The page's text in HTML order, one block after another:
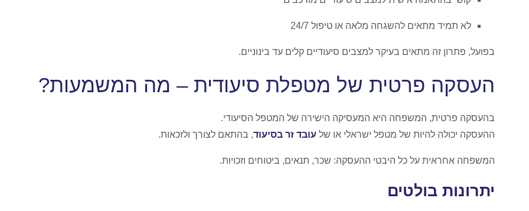
לא תמיד מתאים להשגחה מלאה או טיפול 24/7
בפועל, פתרון זה מתאים בעיקר למצבים סיעודיים קלים עד בינוניים.
העסקה פרטית של מטפלת סיעודית – מה המשמעות?
בהעסקה פרטית, המשפחה היא המעסיקה הישירה של המטפל הסיעודי.
ההעסקה יכולה להיות של מטפל ישראלי או של עובד זר בסיעוד, בהתאם לצורך ולזכאות.
המשפחה אחראית על כל היבטי ההעסקה: שכר, תנאים, ביטוחים וזכויות.
יתרונות בולטים